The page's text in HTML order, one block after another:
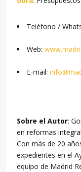
Teléfono /
Web:
E-mail:
Sobre el Autor:
en reformas
Con más de 20
expedientes en el
equipo de Madrid